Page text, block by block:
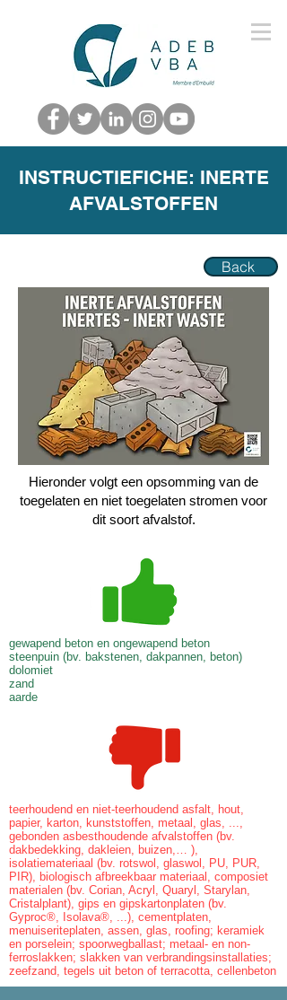
INSTRUCTIEFICHE: INERTE
AFVALSTOFFEN
Back
Hieronder volgt een opsomming van de
toegelaten en niet toegelaten stromen voor
dit soort afvalstof.
gewapend beton en ongewapend beton
steenpuin (bv. bakstenen, dakpannen, beton)
dolomiet
zand
aarde
teerhoudend en niet-teerhoudend asfalt, hout,
papier, karton, kunststoffen, metaal, glas, ...,
gebonden asbesthoudende afvalstoffen (bv.
dakbedekking, dakleien, buizen,… ),
isolatiemateriaal (bv. rotswol, glaswol, PU, PUR,
PIR), biologisch afbreekbaar materiaal, composiet
materialen (bv. Corian, Acryl, Quaryl, Starylan,
Cristalplant), gips en gipskartonplaten (bv.
Gyproc®, Isolava®, ...), cementplaten,
menuiseriteplaten, assen, glas, roofing; keramiek
en porselein; spoorwegballast; metaal- en non-
ferroslakken; slakken van verbrandingsinstallaties;
zeefzand, tegels uit beton of terracotta, cellenbeton